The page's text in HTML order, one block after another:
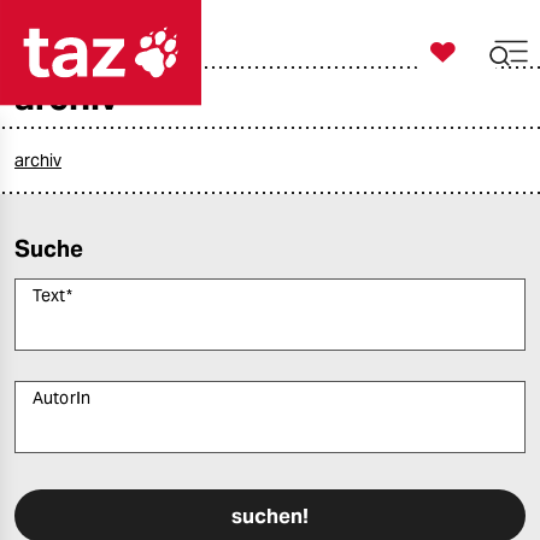
politik
gesellschaft
sport

taz zahl ich
archiv
archiv
Suche
Text*
AutorIn